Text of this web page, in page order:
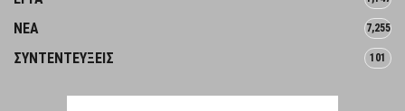
ΝΕΑ 7,255
ΣΥΝΤΕΝΤΕΥΞΕΙΣ 101